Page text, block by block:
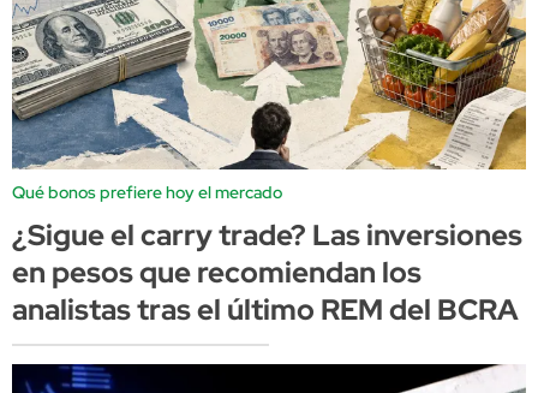
Qué bonos prefiere hoy el mercado
¿Sigue el carry trade? Las inversiones
en pesos que recomiendan los
analistas tras el último REM del BCRA